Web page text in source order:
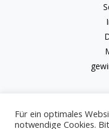
Für ein optimales
notwendige Cookies.